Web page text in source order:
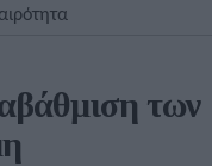
των